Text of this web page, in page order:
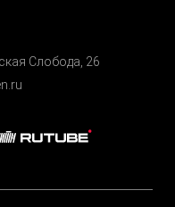
Cлобода, 26